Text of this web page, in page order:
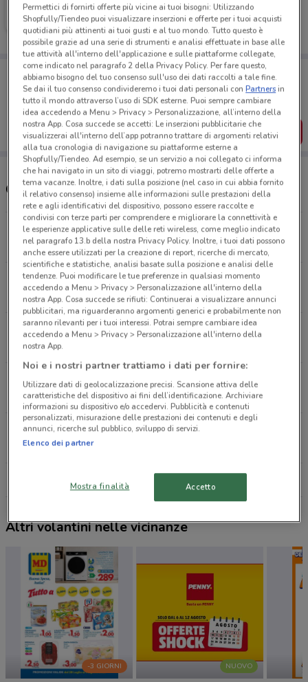
Scade domenica 23.6 km
Porta DoveConviene sempre con te!
Puoi trovare le migliori offerte dei negozi vicino a te,
salvarle e creare la tua lista del risparmio, comodamente
dal tuo cellulare.
SCARICA L’APP
Orari In's Mercato
Via Velletri, 1 Artena
3.7 km
APERTO
Via Pedemontana Snc Roma
7.8 km
APERTO
Corso Filippo Turati, 97 Colleferro
9.3 km
Via Casilina, 2912/2924/2928 Monte Compatri
17.5 km
APERTO
Via Casilina Km 63 Anagni
19.7 km
APERTO
Altri volantini nelle vicinanze
-3 GIORNI NUOVO
Permettici di fornirti offerte più vicine ai tuoi bisogni: Utilizzando
Shopfully/Tiendeo puoi visualizzare inserzioni e offerte per i tuoi acquisti
quotidiani più attinenti ai tuoi gusti e al tuo mondo. Tutto questo è
possibile grazie ad una serie di strumenti e analisi effettuate in base alle
tue attività all'interno dell'applicazione e sulle piattaforme collegate,
come indicato nel paragrafo 2 della Privacy Policy. Per fare questo,
abbiamo bisogno del tuo consenso sull'uso dei dati raccolti a tale fine.
Se dai il tuo consenso condivideremo i tuoi dati personali conPartnersin
tutto il mondo attraverso l’uso di SDK esterne. Puoi sempre cambiare
idea accedendo a Menu > Privacy > Personalizzazione, all’interno della
nostra App. Cosa succede se accetti: Le inserzioni pubblicitarie che
visualizzerai all'interno dell’app potranno trattare di argomenti relativi
alla tua cronologia di navigazione su piattaforme esterne a
Shopfully/Tiendeo. Ad esempio, se un servizio a noi collegato ci informa
che hai navigato in un sito di viaggi, potremo mostrarti delle offerte a
tema vacanze. Inoltre, i dati sulla posizione (nel caso in cui abbia fornito
il relativo consenso) insieme alle informazioni sulle prestazioni della
rete e agli identificativi del dispositivo, possono essere raccolte e
condivisi con terze parti per comprendere e migliorare la connettività e
le esperienze applicative sulle delle reti wireless, come meglio indicato
nel paragrafo 13.b della nostra Privacy Policy. Inoltre, i tuoi dati possono
anche essere utilizzati per la creazione di report, ricerche di mercato,
scientifiche e statistiche, analisi basate sulla posizione e analisi delle
tendenze. Puoi modificare le tue preferenze in qualsiasi momento
accedendo a Menu > Privacy > Personalizzazione all'interno della
nostra App. Cosa succede se rifiuti: Continuerai a visualizzare annunci
pubblicitari, ma riguarderanno argomenti generici e probabilmente non
saranno rilevanti per i tuoi interessi. Potrai sempre cambiare idea
accedendo a Menu > Privacy > Personalizzazione all'interno della
nostra App.
Noi e i nostri partner trattiamo i dati per fornire:
Utilizzare dati di geolocalizzazione precisi. Scansione attiva delle
caratteristiche del dispositivo ai fini dell’identificazione. Archiviare
informazioni su dispositivo e/o accedervi. Pubblicità e contenuti
personalizzati, misurazione delle prestazioni dei contenuti e degli
annunci, ricerche sul pubblico, sviluppo di servizi.
Elenco dei partner
Mostra finalità Accetto